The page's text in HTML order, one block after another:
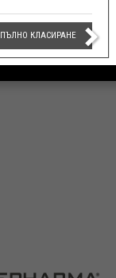
ПЪЛНО КЛАСИРАНЕ